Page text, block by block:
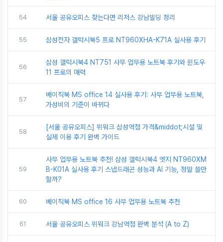
54 서울 공유오피스 찾는다면 리저스 강남빌딩 정리
55 삼성전자 갤럭시북5 프로 NT960XHA-K71A 실사용 후기
56
삼성 갤럭시북4 NT751 사무 업무용 노트북 후기와 윈도우
11 프로의 매력
57
베이직북 MS office 14 실사용 후기: 사무 업무용 노트북,
가성비의 기준이 바뀌다
58
[서울 공유오피스] 위워크 삼성역점 가격&middot;시설 및
실제 이용 후기 완벽 가이드
59
사무 업무용 노트북 추천! 삼성 갤럭시북4 엣지 NT960XM
B-K01A 실사용 후기 스냅드래곤 성능과 AI 기능, 정말 쓸만
할까?
60 베이직북 MS office 16 사무 업무용 노트북 추천
61 서울 공유오피스 위워크 강남역점 완벽 분석 (A to Z)